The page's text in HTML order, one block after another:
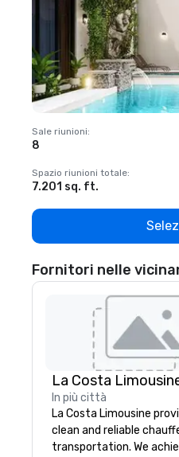
Sale riunioni:
8
Spazio riunioni totale:
7.201 sq. ft.
Fornitori nelle
La Costa
In più città
La Costa Limousine
clean and reliable
transportation. We